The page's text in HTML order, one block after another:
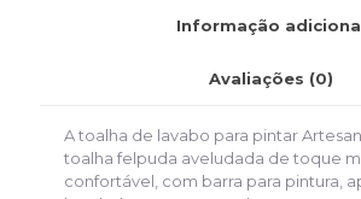
Informação
Avaliações (0)
A toalha de lavabo para pintar
toalha felpuda aveludada de toque
confortável, com barra para pintura,